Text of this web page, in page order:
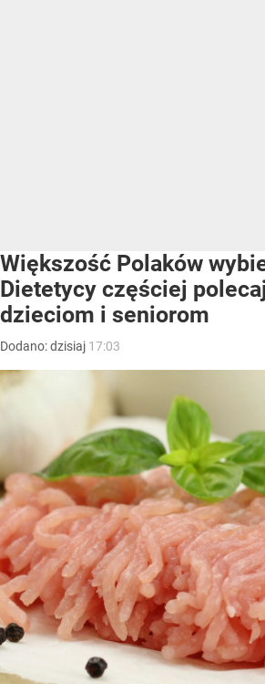
Większość Polaków
Dietetycy częściej
dzieciom i seniorom
Dodano:dzisiaj 17:03